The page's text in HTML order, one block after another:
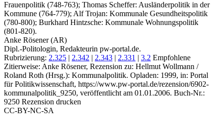
Frauenpolitik (748-763); Thomas Scheffer: Ausländerpolitik in der
Kommune (764-779); Alf Trojan: Kommunale Gesundheitspolitik
(780-800); Burkhard Hintzsche: Kommunale Wohnungspolitik
(801-820).
Anke Rösener (AR)
Dipl.-Politologin, Redakteurin pw-portal.de.
Rubrizierung: 2.325 | 2.342 | 2.343 | 2.331 | 3.2 Empfohlene
Zitierweise: Anke Rösener, Rezension zu: Hellmut Wollmann /
Roland Roth (Hrsg.): Kommunalpolitik. Opladen: 1999, in: Portal
für Politikwissenschaft, https://www.pw-portal.de/rezension/6902-
kommunalpolitik_9250, veröffentlicht am 01.01.2006. Buch-Nr.:
9250 Rezension drucken
CC-BY-NC-SA